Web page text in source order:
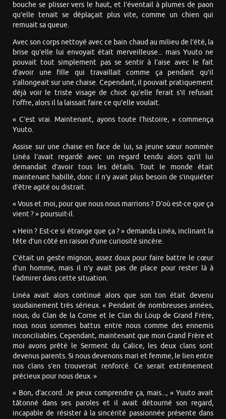
bouche se plisser vers le haut, et l’éventail à plumes de paon
qu’elle tenait se déplaçait plus vite, comme un chien qui
remuait sa queue.
Avec son corps nettoyé avec ce bain chaud au milieu de l’été, la
brise qu’elle lui envoyait était merveilleuse... mais Yuuto ne
pouvait tout simplement pas se sentir à l’aise avec le fait
d’avoir une fille qui travaillait comme ça pendant qu’il
s’allongeait sur une chaise. Cependant, il pouvait pratiquement
déjà voir le triste visage de chiot qu’elle ferait s’il refusait
l’offre, alors il la laissait faire ce qu’elle voulait.
« C’est vrai. Maintenant, ayons toute l’histoire, » commença
Yuuto.
Assise sur une chaise en face de lui, sa jeune sœur nommée
Linéa l’avait regardé avec un regard tendu alors qu’il lui
demandait d’avoir tous les détails. Tout le monde était
maintenant habillé, donc il n’y avait plus besoin de s’inquiéter
d’être agité ou distrait.
« Vous et moi, pour que nous nous marrions ? D’où est-ce que ça
vient ? » poursuit-il.
« Hein ? Est-ce si étrange que ça ? » demanda Linéa, inclinant la
tête d’un côté en raison d’une curiosité sincère.
C’était un geste mignon, assez doux pour faire battre le cœur
d’un homme, mais il n’y avait pas de place pour rester là à
l’admirer dans cette situation.
Linéa avait alors continué alors que son ton était devenu
soudainement très sérieux. « Pendant de nombreuses années,
nous, du Clan de la Corne et le Clan du Loup de Grand Frère,
nous nous sommes battus entre nous comme des ennemis
inconciliables. Cependant, maintenant que mon Grand Frère et
moi avons prêté le Serment du Calice, les deux clans sont
devenus parents. Si nous devenons mari et femme, le lien entre
nos clans s’en trouverait renforcé. Ce serait extrêmement
précieux pour nous deux. »
« Bon, d’accord. Je peux comprendre ça, mais..., » Yuuto avait
tâtonné dans ses paroles et il avait détourné son regard,
incapable de résister à la sincérité passionnée présente dans